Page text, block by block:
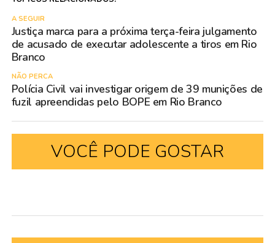
A SEGUIR
Justiça marca para a próxima terça-feira julgamento
de acusado de executar adolescente a tiros em Rio
Branco
NÃO PERCA
Polícia Civil vai investigar origem de 39 munições de
fuzil apreendidas pelo BOPE em Rio Branco
VOCÊ PODE GOSTAR